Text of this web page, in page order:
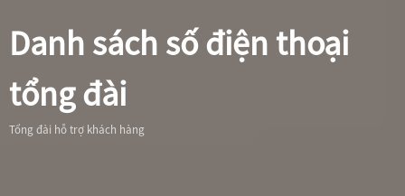
Danh sách số điện thoại
tổng đài
Tổng đài hỗ trợ khách hàng